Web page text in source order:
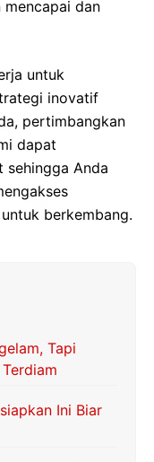
mencapai dan
untuk
inovatif
pertimbangkan
dapat
sehingga Anda
berkembang.
Tapi
Ini Biar